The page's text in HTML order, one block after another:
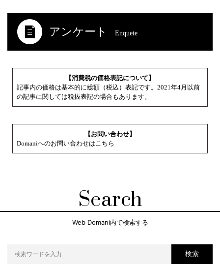
アンケート Enquete
【消費税の価格表記について】
記事内の価格は基本的に総額（税込）表記です。2021年4月以前
の記事に関しては税抜表記の場合もあります。
【お問い合わせ】
Domaniへのお問い合わせはこちら
Search
Web Domani内で検索する
検索